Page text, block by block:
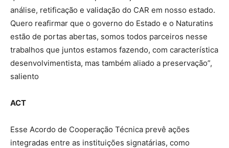
análise, retificação e validação do CAR em nosso estado.
Quero reafirmar que o governo do Estado e o Naturatins
estão de portas abertas, somos todos parceiros nesse
trabalhos que juntos estamos fazendo, com característica
desenvolvimentista, mas também aliado a preservação”,
saliento
ACT
Esse Acordo de Cooperação Técnica prevê ações
integradas entre as instituições signatárias, como